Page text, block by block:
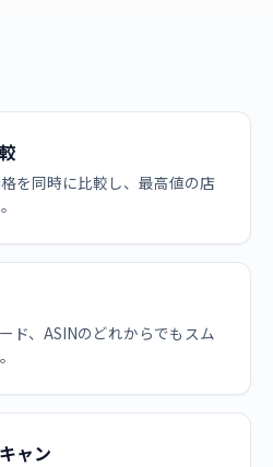
を同時に比較し、最高値の店
ド、ASINのどれからでもスム
ャン